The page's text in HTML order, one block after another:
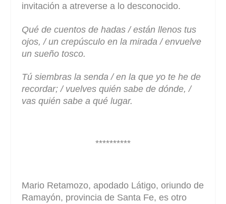
invitación a atreverse a lo desconocido.
Qué de cuentos de hadas / están llenos tus
ojos, / un crepúsculo en la mirada / envuelve
un sueño tosco.
Tú siembras la senda / en la que yo te he de
recordar; / vuelves quién sabe de dónde, /
vas quién sabe a qué lugar.
**********
Mario Retamozo, apodado Látigo, oriundo de
Ramayón, provincia de Santa Fe, es otro